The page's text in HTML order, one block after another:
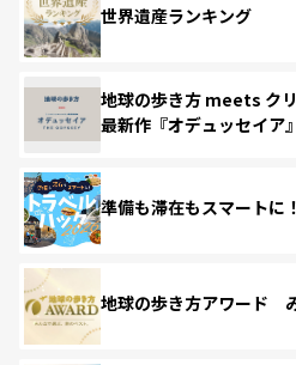
世界遺産ランキング
地球の歩き方 meets ク
最新作『オデュッセイア』
準備も滞在もスマート
地球の歩き方アワード